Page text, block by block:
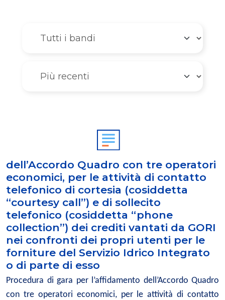
dell’Accordo Quadro con tre operatori
economici, per le attività di contatto
telefonico di cortesia (cosiddetta
“courtesy call”) e di sollecito
telefonico (cosiddetta “phone
collection”) dei crediti vantati da GORI
nei confronti dei propri utenti per le
forniture del Servizio Idrico Integrato
o di parte di esso
Procedura di gara per l’affidamento dell’Accordo Quadro
con tre operatori economici, per le attività di contatto